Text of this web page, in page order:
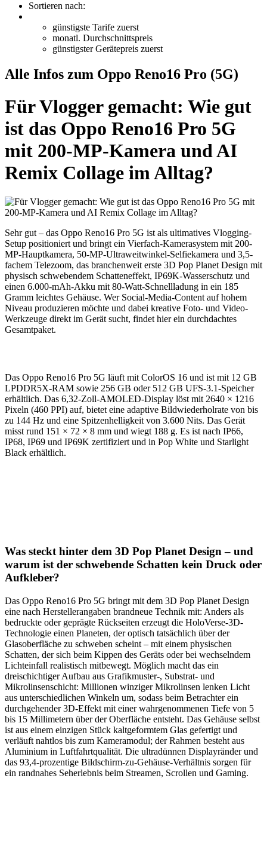
Sortieren nach:
günstigste Tarife zuerst
monatl. Durchschnittspreis
günstigster Gerätepreis zuerst
Alle Infos zum Oppo Reno16 Pro (5G)
Für Vlogger gemacht: Wie gut
ist das Oppo Reno16 Pro 5G
mit 200-MP-Kamera und AI
Remix Collage im Alltag?
Sehr gut – das Oppo Reno16 Pro 5G ist als ultimatives Vlogging-
Setup positioniert und bringt ein Vierfach-Kamerasystem mit 200-
MP-Hauptkamera, 50-MP-Ultraweitwinkel-Selfiekamera und 3,5-
fachem Telezoom, das branchenweit erste 3D Pop Planet Design mit
physisch schwebendem Schatteneffekt, IP69K-Wasserschutz und
einen 6.000-mAh-Akku mit 80-Watt-Schnellladung in ein 185
Gramm leichtes Gehäuse. Wer Social-Media-Content auf hohem
Niveau produzieren möchte und dabei kreative Foto- und Video-
Werkzeuge direkt im Gerät sucht, findet hier ein durchdachtes
Gesamtpaket.
Das Oppo Reno16 Pro 5G läuft mit ColorOS 16 und ist mit 12 GB
LPDDR5X-RAM sowie 256 GB oder 512 GB UFS-3.1-Speicher
erhältlich. Das 6,32-Zoll-AMOLED-Display löst mit 2640 × 1216
Pixeln (460 PPI) auf, bietet eine adaptive Bildwiederholrate von bis
zu 144 Hz und eine Spitzenhelligkeit von 3.600 Nits. Das Gerät
misst rund 151 × 72 × 8 mm und wiegt 188 g. Es ist nach IP66,
IP68, IP69 und IP69K zertifiziert und in Pop White und Starlight
Black erhältlich.
Was steckt hinter dem 3D Pop Planet Design – und
warum ist der schwebende Schatten kein Druck oder
Aufkleber?
Das Oppo Reno16 Pro 5G bringt mit dem 3D Pop Planet Design
eine nach Herstellerangaben brandneue Technik mit: Anders als
bedruckte oder geprägte Rückseiten erzeugt die HoloVerse-3D-
Technologie einen Planeten, der optisch tatsächlich über der
Glasoberfläche zu schweben scheint – mit einem physischen
Schatten, der sich beim Kippen des Geräts oder bei wechselndem
Lichteinfall realistisch mitbewegt. Möglich macht das ein
dreischichtiger Aufbau aus Grafikmuster-, Substrat- und
Mikrolinsenschicht: Millionen winziger Mikrolinsen lenken Licht
aus unterschiedlichen Winkeln um, sodass beim Betrachter ein
durchgehender 3D-Effekt mit einer wahrgenommenen Tiefe von 5
bis 15 Millimetern über der Oberfläche entsteht. Das Gehäuse selbst
ist aus einem einzigen Stück kaltgeformtem Glas gefertigt und
verläuft nahtlos bis zum Kameramodul; der Rahmen besteht aus
Aluminium in Luftfahrtqualität. Die ultradünnen Displayränder und
das 93,4-prozentige Bildschirm-zu-Gehäuse-Verhältnis sorgen für
ein randnahes Seherlebnis beim Streamen, Scrollen und Gaming.